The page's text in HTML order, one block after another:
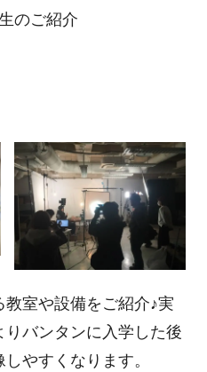
のご紹介
室や設備をご紹介♪実
バンタンに入学した後
やすくなります。